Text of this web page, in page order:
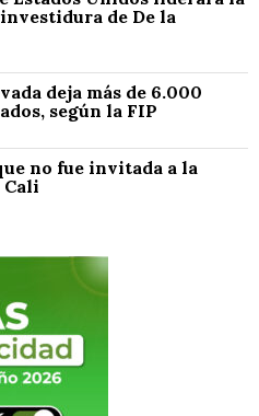
de De la
deja más de 6.000
según la FIP
no fue invitada a la
Cali